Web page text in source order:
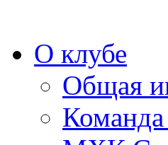
О клубе
Общая
Команда